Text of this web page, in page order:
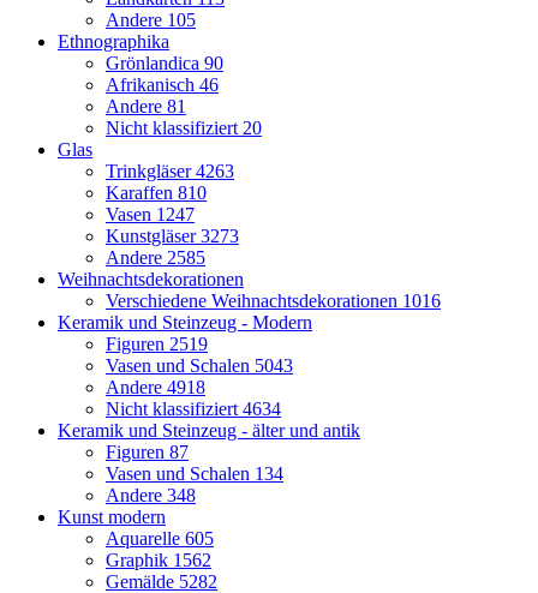
Andere 105
Ethnographika
Grönlandica 90
Afrikanisch 46
Andere 81
Nicht klassifiziert 20
Glas
Trinkgläser4263
Karaffen 810
Vasen 1247
Kunstgläser3273
Andere 2585
Weihnachtsdekorationen
Verschiedene Weihnachtsdekorationen 1016
Keramik und Steinzeug - Modern
Figuren 2519
Vasen und Schalen 5043
Andere 4918
Nicht klassifiziert 4634
Keramik und Steinzeug - älter und antik
Figuren 87
Vasen und Schalen 134
Andere 348
Kunst modern
Aquarelle 605
Graphik 1562
Gemälde 5282